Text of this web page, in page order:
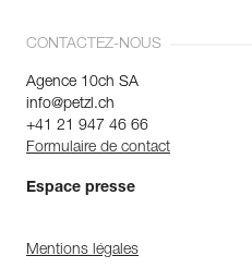
CONTACTEZ-NOUS
Agence 10ch SA
info@petzl.ch
+41 21 947 46 66
Formulaire de contact
Espace presse
Mentions légales